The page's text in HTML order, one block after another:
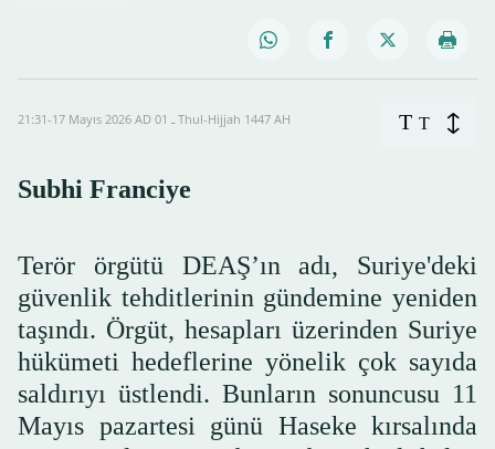
21:31-17 Mayıs 2026 AD ـ 01 Thul-Hijjah 1447 AH T T
Subhi Franciye
Terör örgütü DEAŞ’ın adı, Suriye'deki
güvenlik tehditlerinin gündemine yeniden
taşındı. Örgüt, hesapları üzerinden Suriye
hükümeti hedeflerine yönelik çok sayıda
saldırıyı üstlendi. Bunların sonuncusu 11
Mayıs pazartesi günü Haseke kırsalında